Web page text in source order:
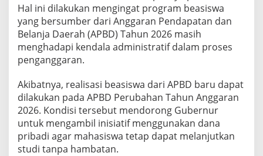
M
a
h
a
w
a
Hal ini dilakukan mengingat program beasiswa
yang bersumber dari Anggaran Pendapatan dan
Belanja Daerah (APBD) Tahun 2026 masih
menghadapi kendala administratif dalam proses
penganggaran.
Akibatnya, realisasi beasiswa dari APBD baru dapat
dilakukan pada APBD Perubahan Tahun Anggaran
2026. Kondisi tersebut mendorong Gubernur
untuk mengambil inisiatif menggunakan dana
pribadi agar mahasiswa tetap dapat melanjutkan
studi tanpa hambatan.